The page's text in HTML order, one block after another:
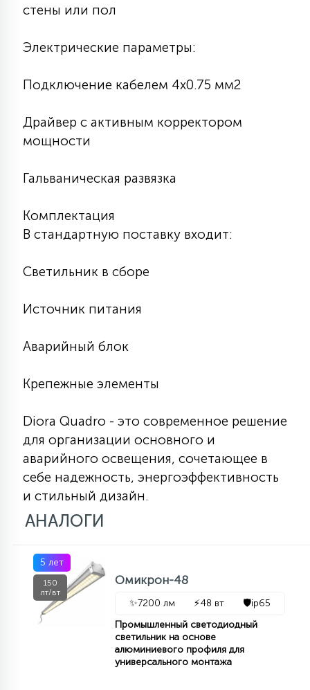
стены или пол
Электрические параметры:
Подключение кабелем 4х0.75 мм2
Драйвер с активным корректором
мощности
Гальваническая развязка
Комплектация
В стандартную поставку входит:
Светильник в сборе
Источник питания
Аварийный блок
Крепежные элементы
Diora Quadro - это современное решение
для организации основного и
аварийного освещения, сочетающее в
себе надежность, энергоэффективность
и стильный дизайн.
АНАЛОГИ
5 лет
150
лт/вт
Омикрон-48
✨7200 лм ⚡48 вт 🛡️ip65
Промышленный светодиодный
светильник на основе
алюминиевого профиля для
универсального монтажа